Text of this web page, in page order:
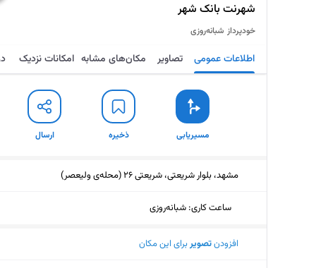
شهرنت بانک شهر
خودپرداز شبانه‌روزی
اطلاعات عمومی تصاویر مکان‌های مشابه امکانات نزدیک
مسیریابی ذخیره ارسال
مشهد، بلوار شریعتی، شریعتی 26 (محله‌ی ولیعصر)
ساعت کاری: شبانه‌روزی
افزودنتصویربرای این مکان